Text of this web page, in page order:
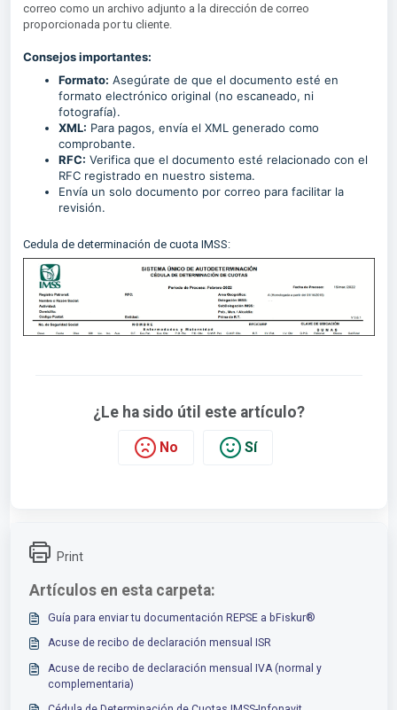
correo como un archivo adjunto a la dirección de correo
proporcionada por tu cliente.
Consejos importantes:
Formato: Asegúrate de que el documento esté en
formato electrónico original (no escaneado, ni
fotografía).
XML: Para pagos, envía el XML generado como
comprobante.
RFC: Verifica que el documento esté relacionado con el
RFC registrado en nuestro sistema.
Envía un solo documento por correo para facilitar la
revisión.
Cedula de determinación de cuota IMSS:
¿Le ha sido útil este artículo?
No Sí
Print
Artículos en esta carpeta:
Guía para enviar tu documentación REPSE a bFiskur®
Acuse de recibo de declaración mensual ISR
Acuse de recibo de declaración mensual IVA (normal y
complementaria)